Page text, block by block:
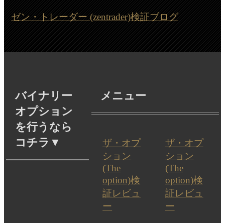
ゼン・トレーダー (zentrader)検証ブログ
バイナリー
オプション
を行うなら
コチラ▼
メニュー
ザ・オプ
ション
(The
option)検
証レビュ
ー
ザ・オプ
ション
(The
option)検
証レビュ
ー